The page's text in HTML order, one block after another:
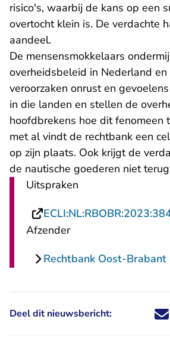
risico's, waarbij de kans op een
overtocht klein is. De verdachte
aandeel.
De mensensmokkelaars
overheidsbeleid in Nederland
veroorzaken onrust en
in die landen en stellen de
hoofdbrekens hoe dit fenomeen
met al vindt de rechtbank een
op zijn plaats. Ook krijgt de
de nautische goederen niet
Uitspraken
Afzender
Rechtbank Oost-Brabant
Deel dit nieuwsbericht: Deel dit
Deel